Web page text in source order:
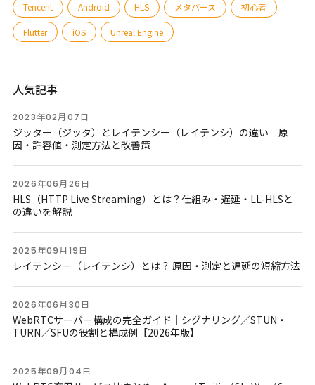
Tencent Android HLS メタバース 初心者
Flutter iOS Unreal Engine
人気記事
2023年02月07日
ジッター（ジッタ）とレイテンシー（レイテンシ）の違い｜原
因・許容値・測定方法と改善策
2026年06月26日
HLS（HTTP Live Streaming）とは？仕組み・遅延・LL-HLSと
の違いを解説
2025年09月19日
レイテンシー（レイテンシ）とは？ 原因・測定と遅延の短縮方法
2026年06月30日
WebRTCサーバー構成の完全ガイド｜シグナリング／STUN・
TURN／SFUの役割と構成例【2026年版】
2025年09月04日